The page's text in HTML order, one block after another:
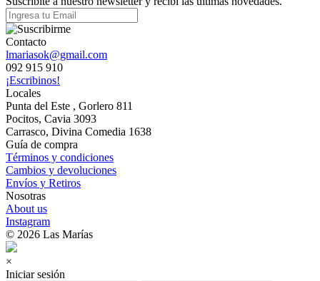
Contacto
lmariasok@gmail.com
092 915 910
¡Escribinos!
Locales
Punta del Este , Gorlero 811
Pocitos, Cavia 3093
Carrasco, Divina Comedia 1638
Guía de compra
Términos y condiciones
Cambios y devoluciones
Envíos y Retiros
Nosotras
About us
Instagram
© 2026 Las Marías
×
Iniciar sesión